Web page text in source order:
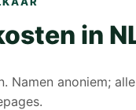
in
Namen anoniem;